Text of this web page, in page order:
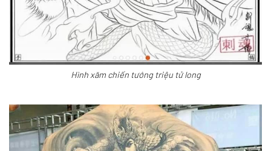
Hình xăm chiến tướng triệu tử long